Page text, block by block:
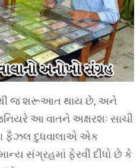
થી જ શરૂઆત થાય છે, અને
આ વાતને અક્ષરશઃ સાચી
ફૈઝલ દુધવાલાએ એક
સંગ્રહમાં ફેરવી દીધો છે કે